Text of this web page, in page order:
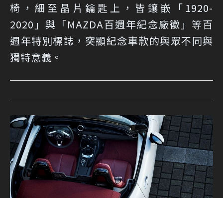
椅，細至晶片鑰匙上，皆鑲嵌「1920-
2020」與「MAZDA百週年紀念廠徽」等百
週年特別標誌，突顯紀念車款的與眾不同與
獨特意義。